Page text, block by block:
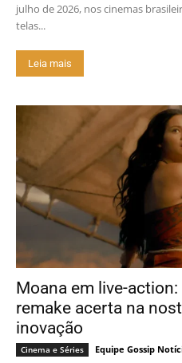
julho de 2026, nos cinemas
telas...
Leia mais
Moana em live-
remake acerta na
inovação
Cinema e Séries Equipe Gossip